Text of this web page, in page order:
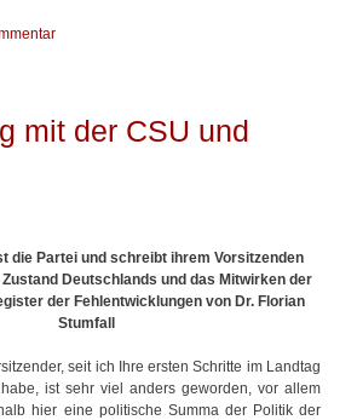
mit der CSU und
die Partei und schreibt ihrem Vorsitzenden
Deutschlands und das Mitwirken der
der Fehlentwicklungen von Dr. Florian
Stumfall
seit ich Ihre ersten Schritte im Landtag
ist sehr viel anders geworden, vor allem
hier eine politische Summa der Politik der